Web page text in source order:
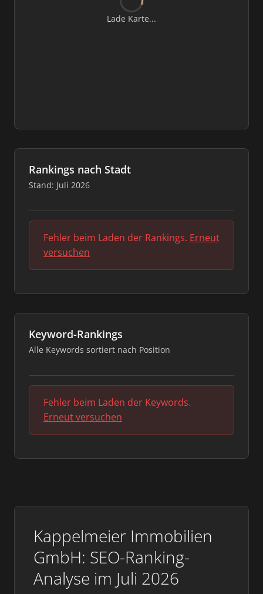
Kappelmeier Immobilien
GmbH: SEO-Ranking-
Analyse im Juli 2026
Lade Karte...
Rankings nach Stadt
Stand: Juli 2026
Fehler beim Laden der Rankings. Erneut
versuchen
Keyword-Rankings
Alle Keywords sortiert nach Position
Fehler beim Laden der Keywords.
Erneut versuchen